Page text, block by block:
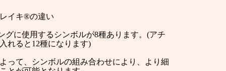
イキ®の違い
グに使用するシンボルが8種あります。(アチ
れると12種になります)
って、シンボルの組み合わせにより、より細